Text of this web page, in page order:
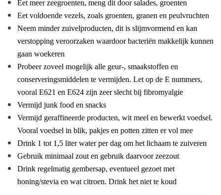
Eet meer zeegroenten, meng dit door salades, groenten
Eet voldoende vezels, zoals groenten, granen en peulvruchten
Neem minder zuivelproducten, dit is slijmvormend en kan
verstopping veroorzaken waardoor bacteriën makkelijk kunnen
gaan woekeren
Probeer zoveel mogelijk alle geur-, smaakstoffen en
conserveringsmiddelen te vermijden. Let op de E nummers,
vooral E621 en E624 zijn zeer slecht bij fibromyalgie
Vermijd junk food en snacks
Vermijd geraffineerde producten, wit meel en bewerkt voedsel.
Vooral voedsel in blik, pakjes en potten zitten er vol mee
Drink 1 tot 1,5 liter water per dag om het lichaam te zuiveren
Gebruik minimaal zout en gebruik daarvoor zeezout
Drink regelmatig gembersap, eventueel gezoet met
honing/stevia en wat citroen. Drink het niet te koud